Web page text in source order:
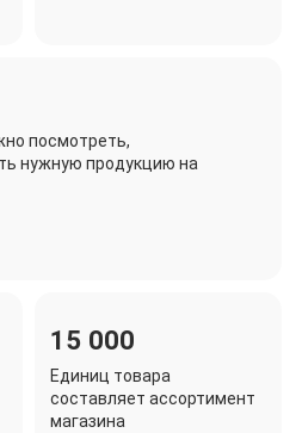
посмотреть,
нужную продукцию на
15 000
Единиц товара
составляет ассортимент
магазина